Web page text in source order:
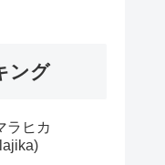
ング
ラヒカ